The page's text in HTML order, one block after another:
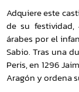
Adquiere este
de su
árabes por el
Sabio. Tras una
Peris, en 1296
Aragón y ordena